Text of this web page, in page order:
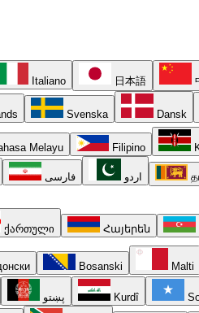
Italiano 日本語
Svenska Dansk
Melayu Filipino
فارسی اردو
ქართული Հայերեն
Bosanski Malti
پښتو Kurdî